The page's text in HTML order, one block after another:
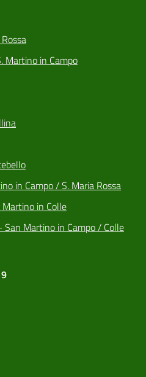
Martino in Campo
in Campo / S. Maria Rossa
Martino in Colle
Martino in Campo / Colle